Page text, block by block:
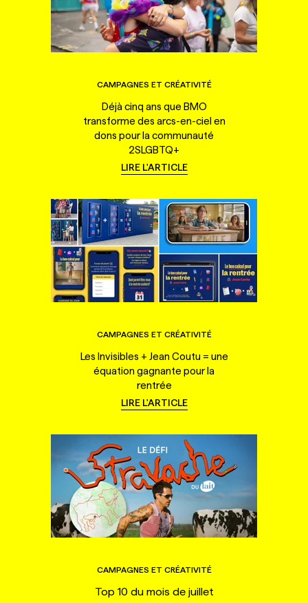
CAMPAGNES ET CRÉATIVITÉ
Déjà cinq ans que BMO
transforme des arcs-en-ciel en
dons pour la communauté
2SLGBTQ+
LIRE L'ARTICLE
CAMPAGNES ET CRÉATIVITÉ
Les Invisibles + Jean Coutu = une
équation gagnante pour la
rentrée
LIRE L'ARTICLE
CAMPAGNES ET CRÉATIVITÉ
Top 10 du mois de juillet